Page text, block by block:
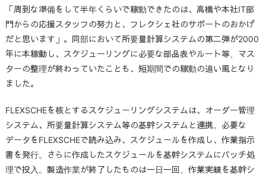
「周到な準備をして半年くらいで稼動できたのは、高橋や本社IT部
門からの応援スタッフの努力と、フレクシェ社のサポートのおかげ
だと思います」。同部において所要量計算システムの第二弾が2000
年に本稼動し、スケジューリングに必要な部品表やルート等、マス
ターの整理が終わっていたことも、短期間での稼動の追い風となり
ました。
FLEXSCHEを核とするスケジューリングシステムは、オーダー管理
システム、所要量計算システム等の基幹システムと連携。必要な
データをFLEXSCHEで読み込み、スケジュールを作成し、作業指示
書を発行。さらに作成したスケジュールを基幹システムにバッチ処
理で投入。製造作業が終了したものは一日一回、作業実績を基幹シ